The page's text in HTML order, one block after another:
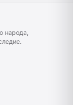
народа,